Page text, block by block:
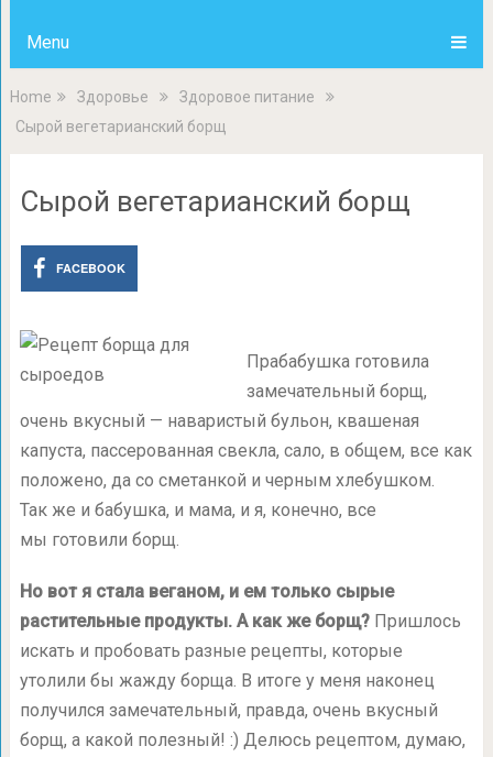
Menu
Home Здоровье
Здоровое питание
Сырой вегетарианский борщ
Сырой вегетарианский борщ
FACEBOOK
Прабабушка готовила
замечательный борщ,
очень вкусный — наваристый бульон, квашеная
капуста, пассерованная свекла, сало, в общем, все как
положено, да со сметанкой и черным хлебушком.
Так же и бабушка, и мама, и я, конечно, все
мы готовили борщ.
Но вот я стала веганом, и ем только сырые
растительные продукты. А как же борщ?Пришлось
искать и пробовать разные рецепты, которые
утолили бы жажду борща. В итоге у меня наконец
получился замечательный, правда, очень вкусный
борщ, а какой полезный! :) Делюсь рецептом, думаю,